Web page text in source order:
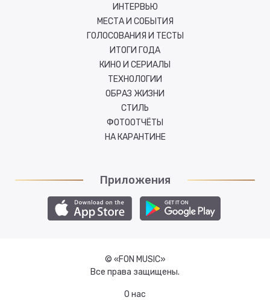
ИНТЕРВЬЮ
МЕСТА И СОБЫТИЯ
ГОЛОСОВАНИЯ И ТЕСТЫ
ИТОГИ ГОДА
КИНО И СЕРИАЛЫ
ТЕХНОЛОГИИ
ОБРАЗ ЖИЗНИ
СТИЛЬ
ФОТООТЧЁТЫ
НА КАРАНТИНЕ
Приложения
© «FON MUSIC»
Все права защищены.
О нас